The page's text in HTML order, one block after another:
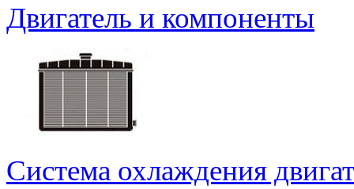
Двигатель и компоненты
Система охлаждения